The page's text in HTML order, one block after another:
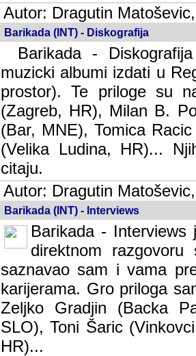
Autor: Dragutin
Barikada (INT) - Diskografija
Barikada -
muzicki albumi izdati u
prostor). Te priloge su
(Zagreb, HR), Milan B.
(Bar, MNE), Tomica
(Velika Ludina, HR)...
citaju.
Autor: Dragutin
Barikada (INT) - Interviews
Barikada -
direktnom
saznavao sam i vama
karijerama. Gro priloga
Zeljko Gradjin (Backa
SLO), Toni Šaric
HR)...